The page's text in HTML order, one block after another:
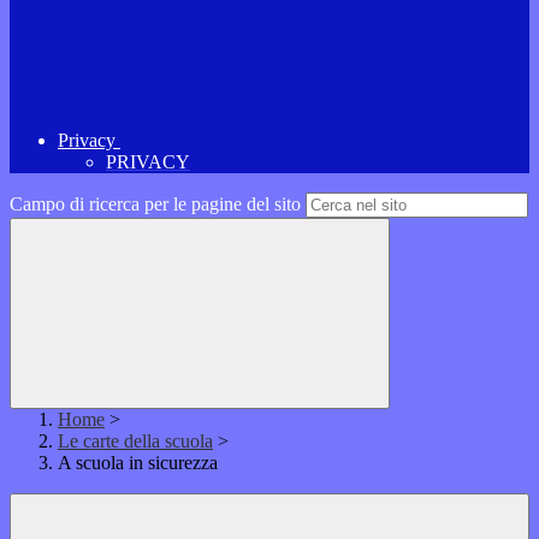
Privacy
PRIVACY
Campo di ricerca per le pagine del sito
Home >
Le carte della scuola >
A scuola in sicurezza